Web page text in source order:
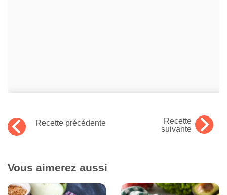
Recette précédente
Recette
suivante
Vous aimerez aussi